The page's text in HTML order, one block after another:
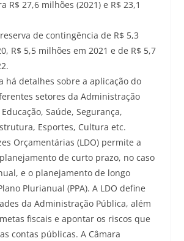
R$ 27,6 milhões (2021) e R$ 23,1
de contingência de R$ 5,3
R$ 5,5 milhões em 2021 e de R$ 5,7
há detalhes sobre a aplicação do
setores da Administração
Saúde, Segurança,
Esportes, Cultura etc.
Orçamentárias (LDO) permite a
de curto prazo, no caso
e o planejamento de longo
Plurianual (PPA). A LDO define
da Administração Pública, além
fiscais e apontar os riscos que
contas públicas. A Câmara